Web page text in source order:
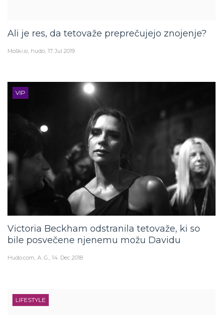
Ali je res, da tetovaže preprečujejo znojenje?
Moški.si hudo 17. Jul 2019
VIP
Victoria Beckham odstranila tetovaže, ki so
bile posvečene njenemu možu Davidu
Hudo.com A. G. 14. Dec 2018
LIFESTYLE